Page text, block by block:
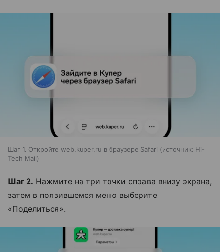
Шаг 1. Откройте web.kuper.ru в браузере Safari источник: Hi-
Tech Mail
Шаг 2. Нажмите на три точки справа внизу экрана,
затем в появившемся меню выберите
«Поделиться».